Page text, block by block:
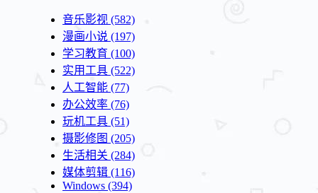
音乐影视 (582)
漫画小说 (197)
学习教育 (100)
实用工具 (522)
人工智能 (77)
办公效率 (76)
玩机工具 (51)
摄影修图 (205)
生活相关 (284)
媒体剪辑 (116)
Windows (394)